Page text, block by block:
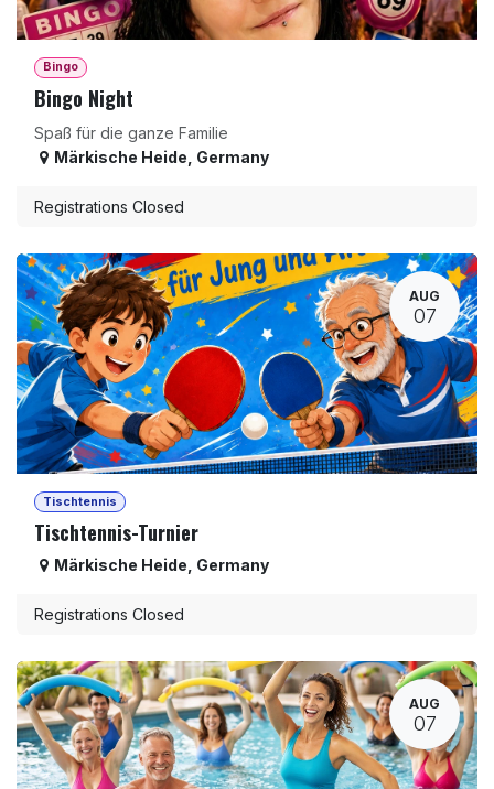
Bingo
Bingo Night
Spaß für die ganze Familie
Märkische Heide Germany
Registrations Closed
AUG
07
Tischtennis
Tischtennis-Turnier
Märkische Heide Germany
Registrations Closed
AUG
07